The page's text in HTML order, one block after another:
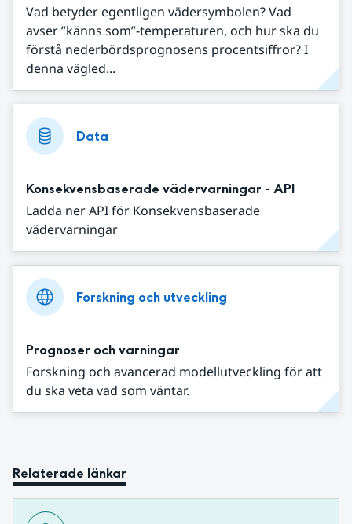
Vad betyder egentligen vädersymbolen? Vad
avser ”känns som”-temperaturen, och hur ska du
förstå nederbördsprognosens procentsiffror? I
denna vägled...
Data
Konsekvensbaserade vädervarningar - API
Ladda ner API för Konsekvensbaserade
vädervarningar
Forskning och utveckling
Prognoser och varningar
Forskning och avancerad modellutveckling för att
du ska veta vad som väntar.
Relaterade länkar